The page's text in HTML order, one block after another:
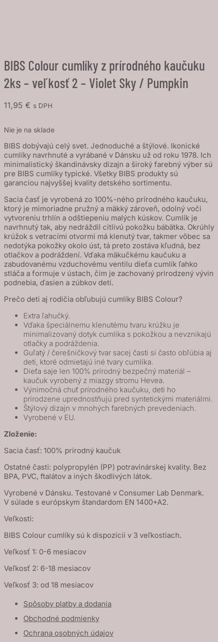
BIBS Colour cumlíky z prírodného kaučuku
2ks – veľkosť 2 – Violet Sky / Pumpkin
11,95 € s DPH
Nie je na sklade
BIBS dobývajú celý svet. Jednoduché a štýlové. Ikonické
cumlíky navrhnuté a vyrábané v Dánsku už od roku 1978. Ich
minimalistický škandinávsky dizajn a široký farebný výber sú
pre BIBS cumlíky typické. Všetky BIBS produkty sú
garanciou najvyššej kvality detského sortimentu.
Sacia časť je vyrobená zo 100%-ného prírodného kaučuku,
ktorý je mimoriadne pružný a mäkký zároveň, odolný voči
vytvoreniu trhlín a odštiepeniu malých kúskov. Cumlík je
navrhnutý tak, aby nedráždil citlivú pokožku bábätka. Okrúhly
krúžok s vetracími otvormi má klenutý tvar, takmer vôbec sa
nedotýka pokožky okolo úst, tá preto zostáva kľudná, bez
otlačkov a podráždení. Vďaka mäkučkému kaučuku a
zabudovanému vzduchovému ventilu dieťa cumlík ľahko
stláča a formuje v ústach, čím je zachovaný prirodzený vývin
podnebia, ďasien a zúbkov detí.
Prečo deti aj rodičia obľubujú cumlíky BIBS Colour?
Extra ľahučký.
Vďaka špeciálnemu klenutému tvaru krúžku je
minimalizovaný dotyk cumlíka s pokožkou a nevznikajú
otlačky a podráždenia.
Guľatý / čerešničkový tvar sacej časti si často obľúbia aj
deti, ktoré odmietajú iné tvary cumlíka.
Dieťa saje len 100% prírodný bezpečný materiál –
kaučuk vyrobený z miazgy stromu Hevea.
Výnimočná chuť prírodného kaučuku, deti ho
prirodzene uprednostňujú pred syntetickými materiálmi.
Štýlový dizajn v mnohých farebných prevedeniach.
Vyrobené v EU.
Zloženie:
Sacia časť: 100% prírodný kaučuk
Ostatné časti: polypropylén (PP) potravinárskej kvality. Bez
BPA, PVC, ftalátov a iných škodlivých látok.
Vyrobené v Dánsku. Testované v Consumer Lab Denmark.
V súlade s európskym štandardom EN 1400+A2.
Veľkosti:
BIBS Colour cumlíky sú k dispozícii v 3 veľkostiach.
Veľkosť 1: 0-6 mesiacov
Veľkosť 2: 6-18 mesiacov
Veľkosť 3: od 18 mesiacov
Spôsoby platby a dodania
Obchodné podmienky
Ochrana osobných údajov